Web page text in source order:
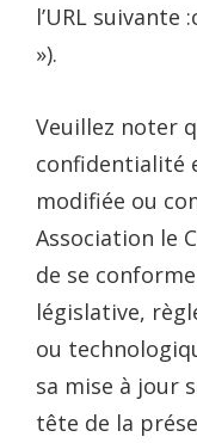
l’URL
»).
Veuillez noter
confidentialité
modifiée ou
Association le
de se
législative,
ou
sa mise à jour
tête de la